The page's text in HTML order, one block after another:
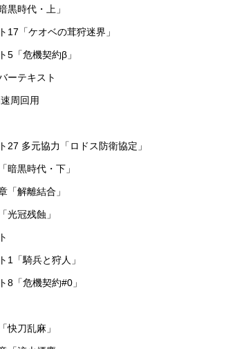
黒時代・上」
17「ケオベの茸狩迷界」
5「危機契約β」
ーテキスト
周回用
27 多元協力「ロドス防衛協定」
暗黒時代・下」
「解離結合」
光冠残蝕」
1「騎兵と狩人」
8「危機契約#0」
快刀乱麻」